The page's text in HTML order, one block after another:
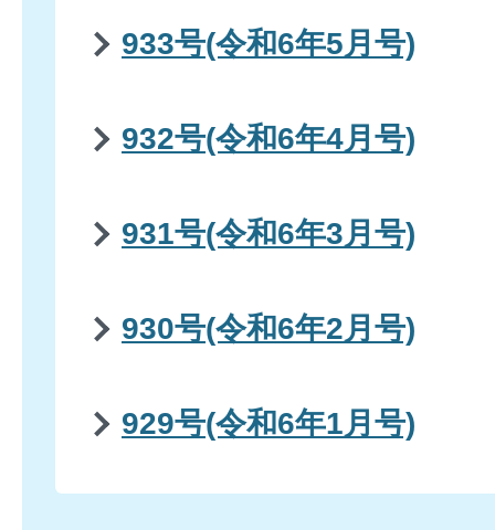
933号(令和6年5月号)
932号(令和6年4月号)
931号(令和6年3月号)
930号(令和6年2月号)
929号(令和6年1月号)